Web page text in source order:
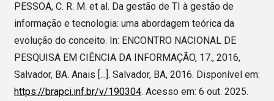
PESSOA, C. R. M. et al. Da gestão de TI à gestão de
informação e tecnologia: uma abordagem teórica da
evolução do conceito. In: ENCONTRO NACIONAL DE
PESQUISA EM CIÊNCIA DA INFORMAÇÃO, 17., 2016,
Salvador, BA. Anais [...]. Salvador, BA, 2016. Disponível em:
https://brapci.inf.br/v/190304. Acesso em: 6 out. 2025.